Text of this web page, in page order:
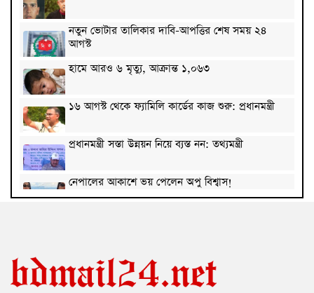
নতুন ভোটার তালিকার দাবি-আপত্তির শেষ সময় ২৪
আগস্ট
হামে আরও ৬ মৃত্যু, আক্রান্ত ১,০৬৩
১৬ আগস্ট থেকে ফ্যামিলি কার্ডের কাজ শুরু: প্রধানমন্ত্রী
প্রধানমন্ত্রী সস্তা উন্নয়ন নিয়ে ব্যস্ত নন: তথ্যমন্ত্রী
নেপালের আকাশে ভয় পেলেন অপু বিশ্বাস!
দেশে মহামারি আকার ধারণ করেছে প্রাইভেট টিউশন: ববি
হাজ্জাজ